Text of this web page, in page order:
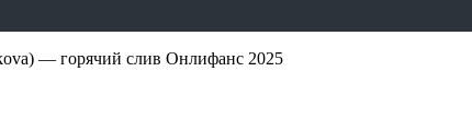
— горячий слив Онлифанс 2025